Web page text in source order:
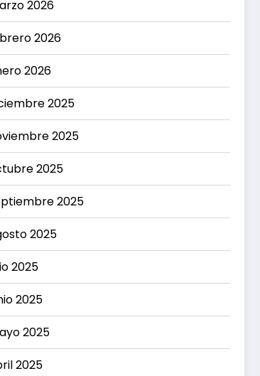
2026
2026
2026
2025
2025
2025
2025
2025
2025
2025
2025
2025